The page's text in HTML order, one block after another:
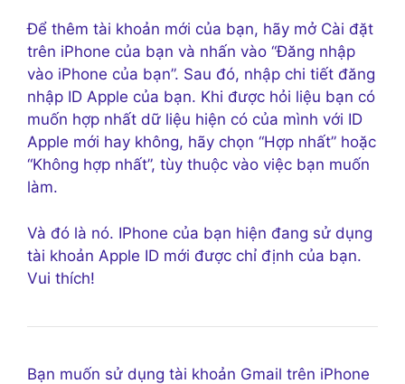
Để thêm tài khoản mới của bạn, hãy mở Cài đặt
trên iPhone của bạn và nhấn vào “Đăng nhập
vào iPhone của bạn”. Sau đó, nhập chi tiết đăng
nhập ID Apple của bạn. Khi được hỏi liệu bạn có
muốn hợp nhất dữ liệu hiện có của mình với ID
Apple mới hay không, hãy chọn “Hợp nhất” hoặc
“Không hợp nhất”, tùy thuộc vào việc bạn muốn
làm.
Và đó là nó. IPhone của bạn hiện đang sử dụng
tài khoản Apple ID mới được chỉ định của bạn.
Vui thích!
Bạn muốn sử dụng tài khoản Gmail trên iPhone